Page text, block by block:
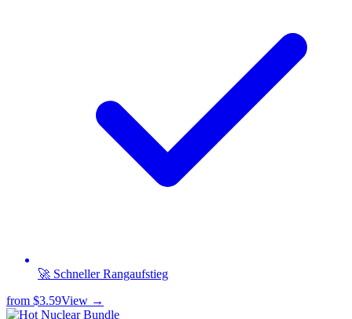
🚀 Schneller Rangaufstieg
from $3.59View →